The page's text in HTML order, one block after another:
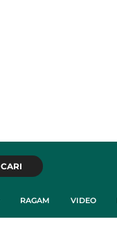
CARI
RAGAM VIDEO